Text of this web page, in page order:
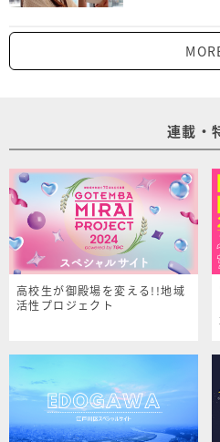
連載・
高校生が御殿場を変える!!地域
活性プロジェクト